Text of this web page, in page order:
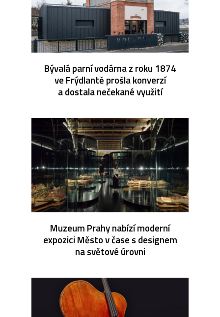
Bývalá parní vodárna z roku 1874
ve Frýdlantě prošla konverzí
a dostala nečekané využití
Muzeum Prahy nabízí moderní
expozici Město v čase s designem
na světové úrovni